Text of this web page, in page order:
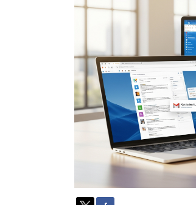
・
海
外
調
査
人
材
派
遣
の
多
言
語